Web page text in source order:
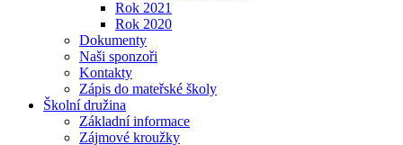
Rok 2021
Rok 2020
Dokumenty
Naši sponzoři
Kontakty
Zápis do mateřské školy
Školní družina
Základní informace
Zájmové kroužky